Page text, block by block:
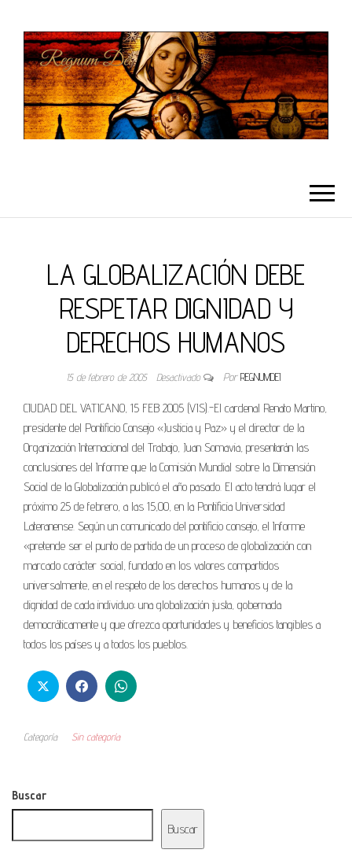
LA GLOBALIZACIÓN DEBE
RESPETAR DIGNIDAD Y
DERECHOS HUMANOS
15 de febrero de 2005 Desactivado Por REGNUMDEI
CIUDAD DEL VATICANO, 15 FEB 2005 (VIS).-El cardenal Renato Martino,
presidente del Pontificio Consejo «Justicia y Paz» y el director de la
Organización Internacional del Trabajo, Juan Somavia, presentarán las
conclusiones del Informe que la Comisión Mundial sobre la Dimensión
Social de la Globalización publicó el año pasado. El acto tendrá lugar el
próximo 25 de febrero, a las 15,00, en la Pontificia Universidad
Lateranense. Según un comunicado del pontificio consejo, el Informe
«pretende ser el punto de partida de un proceso de globalización con
marcado carácter social, fundado en los valores compartidos
universalmente, en el respeto de los derechos humanos y de la
dignidad de cada individuo; una globalización justa, gobernada
democráticamente y que ofrezca oportunidades y beneficios tangibles a
todos los países y a todos los pueblos.
Categoría Sin categoría
Buscar
Buscar